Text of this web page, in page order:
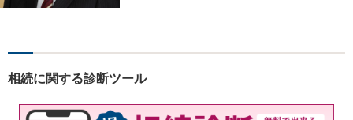
り添った弁護活動を目指しま
ください。
相続に関する診断ツール